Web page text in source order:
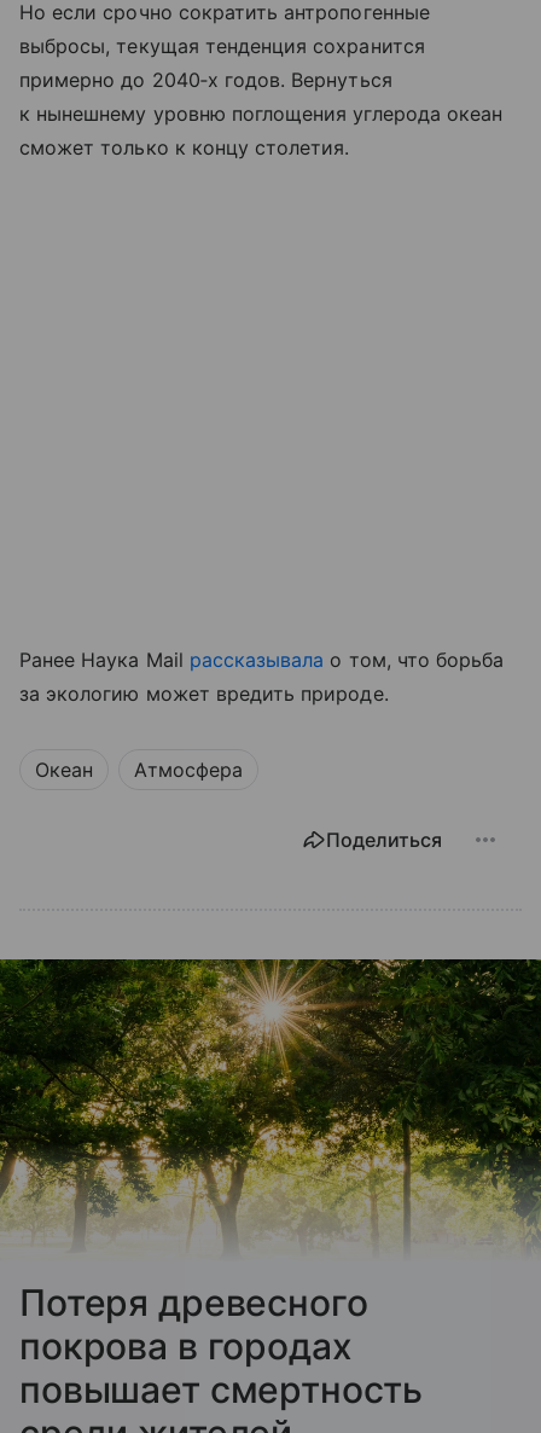
Но если срочно сократить антропогенные
выбросы, текущая тенденция сохранится
примерно до 2040‑х годов. Вернуться
к нынешнему уровню поглощения углерода океан
сможет только к концу столетия.
Ранее Наука Mail рассказывала о том, что борьба
за экологию может вредить природе.
Океан Атмосфера
Поделиться
Потеря древесного
покрова в городах
повышает смертность